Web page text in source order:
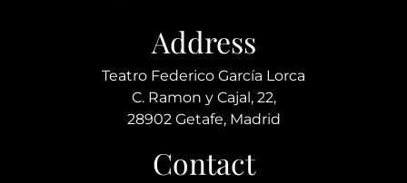
Address
Teatro Federico García Lorca
C. Ramon y Cajal, 22,
28902 Getafe, Madrid
Contact